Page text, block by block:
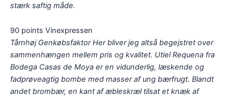
stærk saftig måde.
90 points Vinexpressen
Tårnhøj Genkøbsfaktor Her bliver jeg altså begejstret over
sammenhængen mellem pris og kvalitet. Utiel Requena fra
Bodega Casas de Moya er en vidunderlig, læskende og
fadprøveagtig bombe med masser af ung bærfrugt. Blandt
andet brombær, en kant af æbleskræl tilsat et knæk af